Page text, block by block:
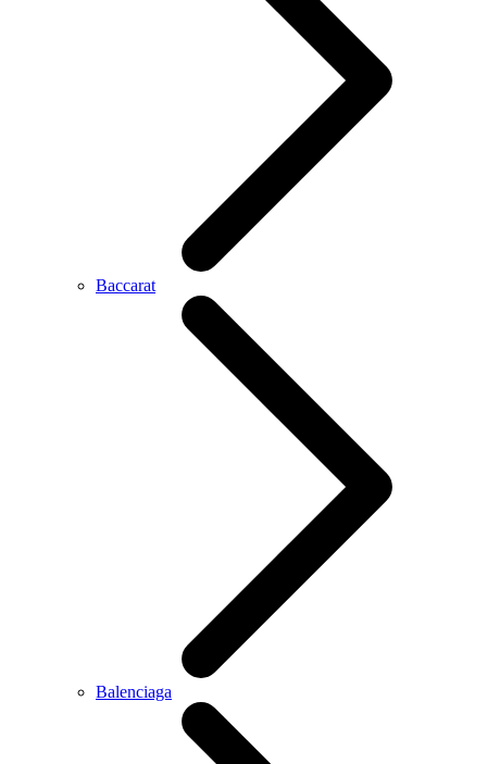
Baccarat
Balenciaga